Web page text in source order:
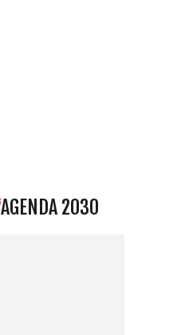
AGENDA 2030